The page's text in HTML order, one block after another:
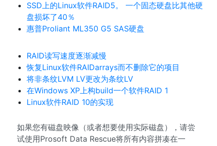
SSD上的Linux软件RAID5。 一个固态硬盘比其他硬
盘损坏了40％
惠普Proliant ML350 G5 SAS硬盘
RAID读写速度逐渐减慢
恢复Linux软件RAIDarrays而不删除它的项目
将非条纹LVM LV更改为条纹LV
在Windows XP上构build一个软件RAID 1
Linux软件RAID 10的实现
如果您有磁盘映像（或者想要使用实际磁盘），请尝
试使用Prosoft Data Rescue将所有内容拼凑在一